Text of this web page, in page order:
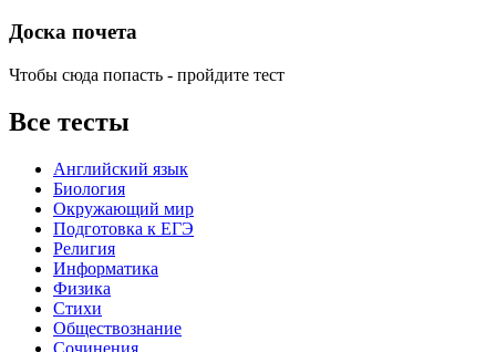
Доска почета
Чтобы сюда попасть - пройдите тест
Все тесты
Английский язык
Биология
Окружающий мир
Подготовка к ЕГЭ
Религия
Информатика
Физика
Стихи
Обществознание
Сочинения